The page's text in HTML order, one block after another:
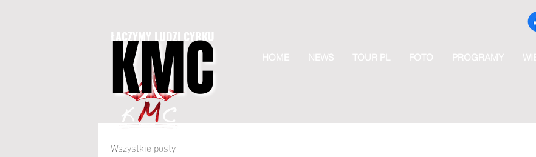
ŁĄCZYMY LUDZI CYRKU
KMC
KMC HOME NEWS TOUR PL FOTO PROGRAMY
Wszystkie posty